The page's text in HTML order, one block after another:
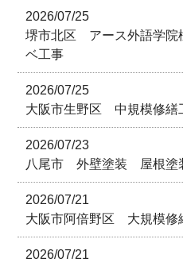
2026/07/25
堺市北区 アース外語学院
ベ工事
2026/07/25
大阪市生野区 中規模修繕
2026/07/23
八尾市 外壁塗装 屋根塗
2026/07/21
大阪市阿倍野区 大規模修
2026/07/21